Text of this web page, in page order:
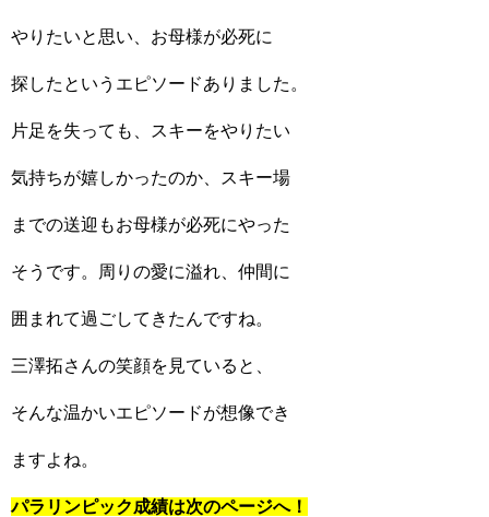
やりたいと思い、お母様が必死に
探したというエピソードありました。
片足を失っても、スキーをやりたい
気持ちが嬉しかったのか、スキー場
までの送迎もお母様が必死にやった
そうです。周りの愛に溢れ、仲間に
囲まれて過ごしてきたんですね。
三澤拓さんの笑顔を見ていると、
そんな温かいエピソードが想像でき
ますよね。
パラリンピック成績は次のページへ！